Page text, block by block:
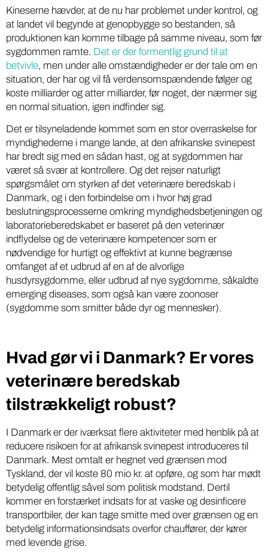
Kineserne hævder, at de nu har problemet under kontrol, og
at landet vil begynde at genopbygge so bestanden, så
produktionen kan komme tilbage på samme niveau, som før
sygdommen ramte. Det er der formentlig grund til at
betvivle, men under alle omstændigheder er der tale om en
situation, der har og vil få verdensomspændende følger og
koste milliarder og atter milliarder, før noget, der nærmer sig
en normal situation, igen indfinder sig.
Det er tilsyneladende kommet som en stor overraskelse for
myndighederne i mange lande, at den afrikanske svinepest
har bredt sig med en sådan hast, og at sygdommen har
været så svær at kontrollere. Og det rejser naturligt
spørgsmålet om styrken af det veterinære beredskab i
Danmark, og i den forbindelse om i hvor høj grad
beslutningsprocesserne omkring myndighedsbetjeningen og
laboratorieberedskabet er baseret på den veterinær
indflydelse og de veterinære kompetencer som er
nødvendige for hurtigt og effektivt at kunne begrænse
omfanget af et udbrud af en af de alvorlige
husdyrsygdomme, eller udbrud af nye sygdomme, såkaldte
emerging diseases, som også kan være zoonoser
(sygdomme som smitter både dyr og mennesker).
Hvad gør vi i Danmark? Er vores
veterinære beredskab
tilstrækkeligt robust?
I Danmark er der iværksat flere aktiviteter med henblik på at
reducere risikoen for at afrikansk svinepest introduceres til
Danmark. Mest omtalt er hegnet ved grænsen mod
Tyskland, der vil koste 80 mio kr. at opføre, og som har mødt
betydelig offentlig såvel som politisk modstand. Dertil
kommer en forstærket indsats for at vaske og desinficere
transportbiler, der kan tage smitte med over grænsen og en
betydelig informationsindsats overfor chauffører, der kører
med levende grise.